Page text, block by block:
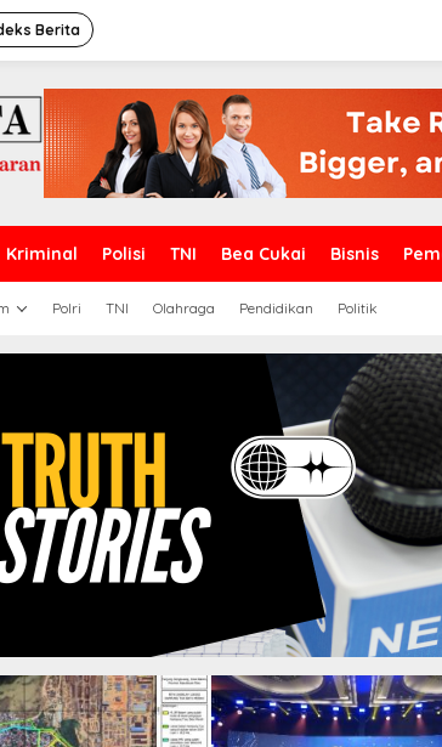
Berita
Kriminal Polisi TNI Bea Cukai Bisnis
Polri TNI Olahraga Pendidikan Politik